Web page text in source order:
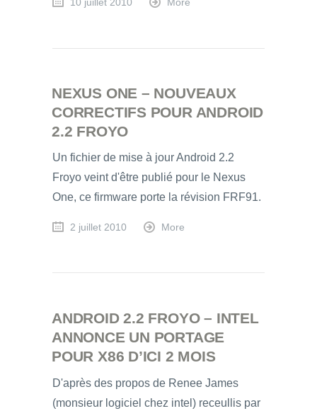
10 juillet 2010 More
NEXUS ONE – NOUVEAUX
CORRECTIFS POUR ANDROID
2.2 FROYO
Un fichier de mise à jour Android 2.2
Froyo veint d'être publié pour le Nexus
One, ce firmware porte la révision FRF91.
2 juillet 2010 More
ANDROID 2.2 FROYO – INTEL
ANNONCE UN PORTAGE
POUR X86 D’ICI 2 MOIS
D'après des propos de Renee James
(monsieur logiciel chez intel) receullis par